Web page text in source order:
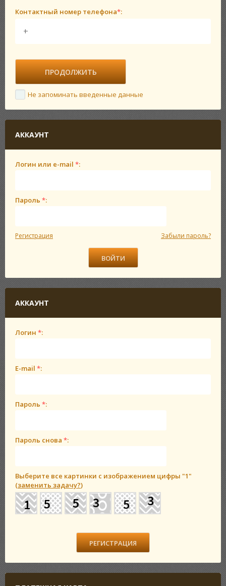
Контактный номер телефона*:
Не запоминать введенные данные
АККАУНТ
Логин или e-mail *:
Пароль *:
Регистрация Забыли пароль?
АККАУНТ
Логин *:
E-mail *:
Пароль *:
Пароль снова *:
Выберите все картинки с изображением цифры "1"
(заменить задачу?)